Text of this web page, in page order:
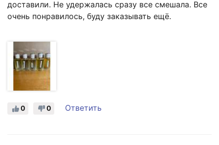
доставили. Не удержалась сразу все смешала. Все
очень понравилось, буду заказывать ещё.
0
0 Ответить